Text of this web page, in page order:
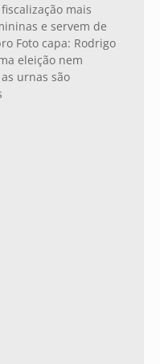
mais
e servem de
Foto capa: Rodrigo
eleição nem
urnas são